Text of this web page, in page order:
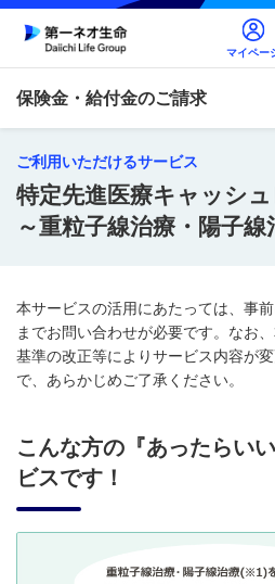
マイペー
ご利用いただけるサービス
特定先進医療キャッシ
～重粒子線治療・陽子線
本サービスの活用にあたっては、事
までお問い合わせが必要です。なお
基準の改正等によりサービス内容が
で、あらかじめご了承ください。
こんな方の『あったらい
ビスです！
保険金・給付金のご請求